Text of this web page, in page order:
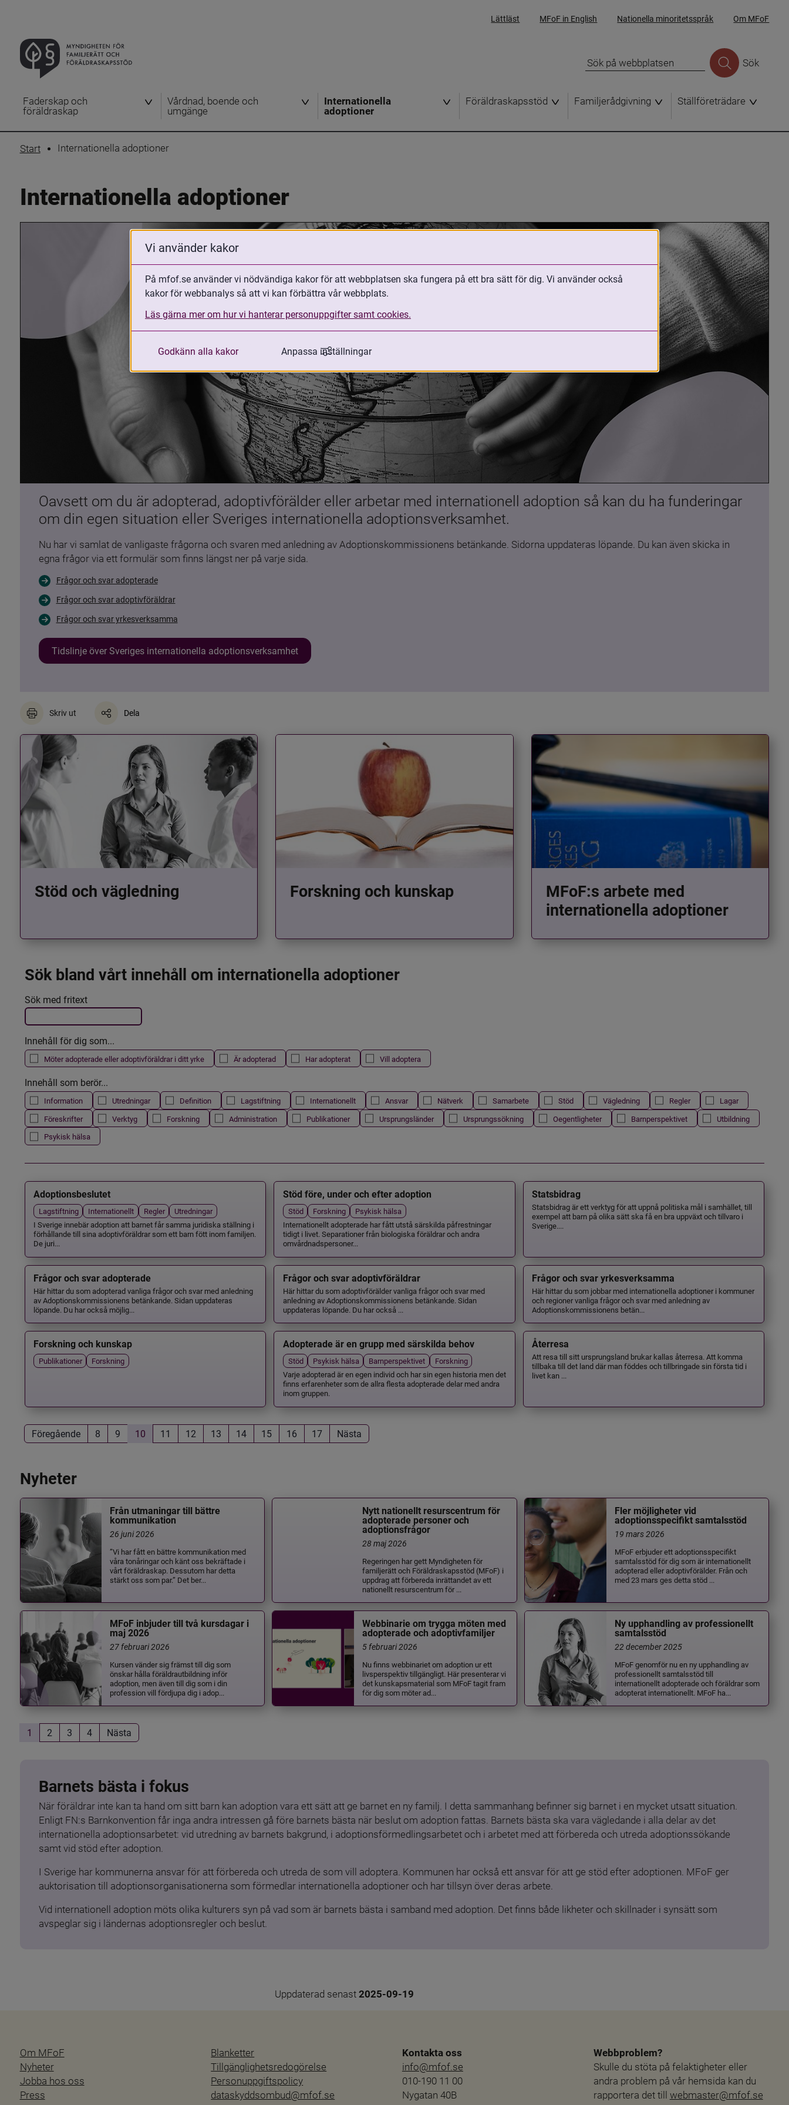
Lättläst MFoF in English Nationella minoritetsspråk Om MFoF
Sök
Faderskap och
föräldraskap
Vårdnad, boende och
umgänge
Internationella
adoptioner
Föräldraskapsstöd Familjerådgivning Ställföreträdare
Start Internationella adoptioner
Internationella adoptioner
Oavsett om du är adopterad, adoptivförälder eller arbetar med internationell adoption så kan du ha funderingar
om din egen situation eller Sveriges internationella adoptionsverksamhet.
Nu har vi samlat de vanligaste frågorna och svaren med anledning av Adoptionskommissionens betänkande. Sidorna uppdateras löpande. Du kan även skicka in
egna frågor via ett formulär som finns längst ner på varje sida.
Frågor och svar adopterade
Frågor och svar adoptivföräldrar
Frågor och svar yrkesverksamma
Tidslinje över Sveriges internationella adoptionsverksamhet
Skriv ut Dela
Stöd och vägledning Forskning och kunskap
MFoF:s arbete med
internationella adoptioner
Sök bland vårt innehåll om internationella adoptioner
Filtrera resultatet
Det här formuläret postas automatiskt
Sök med fritext
Innehåll för dig som...
Möter adopterade eller adoptivföräldrar i ditt yrke Är adopterad Har adopterat Vill adoptera
Innehåll som berör...
Information Utredningar Definition Lagstiftning Internationellt Ansvar Nätverk Samarbete Stöd Vägledning Regler
Lagar
Föreskrifter
Verktyg Forskning Administration Publikationer Ursprungsländer Ursprungssökning Oegentligheter Barnperspektivet
Utbildning
Psykisk hälsa
Adoptionsbeslutet
Lagstiftning Internationellt Regler
Utredningar
I Sverige innebär adoption att barnet får samma juridiska ställning i
förhållande till sina adoptivföräldrar som ett barn fött inom familjen.
De juri...
Stöd före, under och efter adoption
Stöd Forskning
Psykisk hälsa
Internationellt adopterade har fått utstå särskilda påfrestningar
tidigt i livet. Separationer från biologiska föräldrar och andra
omvårdnadspersoner...
Statsbidrag
Statsbidrag är ett verktyg för att uppnå politiska mål i samhället, till
exempel att barn på olika sätt ska få en bra uppväxt och tillvaro i
Sverige....
Frågor och svar adopterade
Här hittar du som adopterad vanliga frågor och svar med anledning
av Adoptionskommissionens betänkande. Sidan uppdateras
löpande. Du har också möjlig...
Frågor och svar adoptivföräldrar
Här hittar du som adoptivförälder vanliga frågor och svar med
anledning av Adoptionskommissionens betänkande. Sidan
uppdateras löpande. Du har också ...
Frågor och svar yrkesverksamma
Här hittar du som jobbar med internationella adoptioner i kommuner
och regioner vanliga frågor och svar med anledning av
Adoptionskommissionens betän...
Forskning och kunskap
Publikationer Forskning
Adopterade är en grupp med särskilda behov
Stöd Psykisk hälsa Barnperspektivet
Forskning
Varje adopterad är en egen individ och har sin egen historia men det
finns erfarenheter som de allra flesta adopterade delar med andra
inom gruppen.
Återresa
Att resa till sitt ursprungsland brukar kallas återresa. Att komma
tillbaka till det land där man föddes och tillbringade sin första tid i
livet kan ...
Föregående 8 9 10 11 12 13 14 15 16 17 Nästa
Nyheter
Från utmaningar till bättre
kommunikation
26 juni 2026
”Vi har fått en bättre kommunikation med
våra tonåringar och känt oss bekräftade i
vårt föräldraskap. Dessutom har detta
stärkt oss som par.” Det ber...
Nytt nationellt resurscentrum för
adopterade personer och
adoptionsfrågor
28 maj 2026
Regeringen har gett Myndigheten för
familjerätt och Föräldraskapsstöd (MFoF) i
uppdrag att förbereda inrättandet av ett
nationellt resurscentrum för ...
Fler möjligheter vid
adoptionsspecifikt samtalsstöd
19 mars 2026
MFoF erbjuder ett adoptionsspecifikt
samtalsstöd för dig som är internationellt
adopterad eller adoptivförälder. Från och
med 23 mars ges detta stöd ...
MFoF inbjuder till två kursdagar i
maj 2026
27 februari 2026
Kursen vänder sig främst till dig som
önskar hålla föräldrautbildning inför
adoption, men även till dig som i din
profession vill fördjupa dig i adop...
Webbinarie om trygga möten med
adopterade och adoptivfamiljer
5 februari 2026
Nu finns webbinariet om adoption ur ett
livsperspektiv tillgängligt. Här presenterar vi
det kunskapsmaterial som MFoF tagit fram
för dig som möter ad...
Ny upphandling av professionellt
samtalsstöd
22 december 2025
MFoF genomför nu en ny upphandling av
professionellt samtalsstöd till
internationellt adopterade och föräldrar som
adopterat internationellt. MFoF ha...
1 2 3 4 Nästa
Barnets bästa i fokus
När föräldrar inte kan ta hand om sitt barn kan adoption vara ett sätt att ge barnet en ny familj. I detta sammanhang befinner sig barnet i en mycket utsatt situation.
Enligt FN:s Barnkonvention får inga andra intressen gå före barnets bästa när beslut om adoption fattas. Barnets bästa ska vara vägledande i alla delar av det
internationella adoptionsarbetet: vid utredning av barnets bakgrund, i adoptionsförmedlingsarbetet och i arbetet med att förbereda och utreda adoptionssökande
samt vid stöd efter adoption.
I Sverige har kommunerna ansvar för att förbereda och utreda de som vill adoptera. Kommunen har också ett ansvar för att ge stöd efter adoptionen. MFoF ger
auktorisation till adoptionsorganisationerna som förmedlar internationella adoptioner och har tillsyn över deras arbete.
Vid internationell adoption möts olika kulturers syn på vad som är barnets bästa i samband med adoption. Det finns både likheter och skillnader i synsätt som
avspeglar sig i ländernas adoptionsregler och beslut.
Uppdaterad senast 2025-09-19
Om MFoF
Nyheter
Jobba hos oss
Press
Blanketter
Tillgänglighetsredogörelse
Personuppgiftspolicy
dataskyddsombud@mfof.se
Kontakta oss
info@mfof.se
010-190 11 00
Nygatan 40B
Webbproblem?
Skulle du stöta på felaktigheter eller
andra problem på vår hemsida kan du
rapportera det till webmaster@mfof.se
Vi använder kakor
På mfof.se använder vi nödvändiga kakor för att webbplatsen ska fungera på ett bra sätt för dig. Vi använder också
kakor för webbanalys så att vi kan förbättra vår webbplats.
Läs gärna mer om hur vi hanterar personuppgifter samt cookies.
Godkänn alla kakor Anpassa inställningar